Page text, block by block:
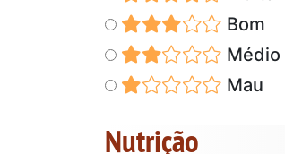
Bom
Médio
Mau
Nutrição